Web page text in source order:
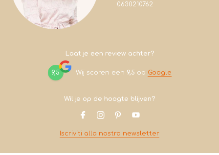
0630210762
Laat je een review achter?
9,5 Wij scoren een 9,5 op Google
Wil je op de hoogte blijven?
Iscriviti alla nostra newsletter